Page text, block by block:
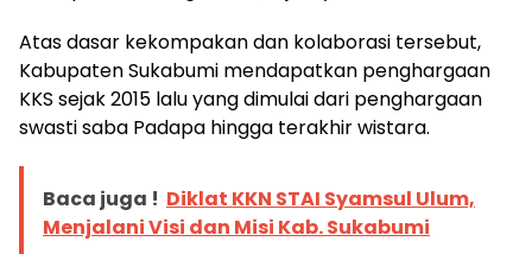
Atas dasar kekompakan dan kolaborasi tersebut,
Kabupaten Sukabumi mendapatkan penghargaan
KKS sejak 2015 lalu yang dimulai dari penghargaan
swasti saba Padapa hingga terakhir wistara.
Baca juga ! Diklat KKN STAI Syamsul Ulum,
Menjalani Visi dan Misi Kab. Sukabumi